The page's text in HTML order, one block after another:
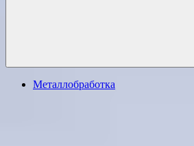
Металлобработка